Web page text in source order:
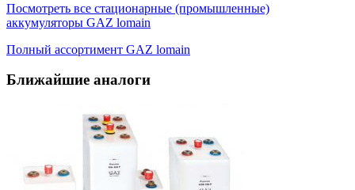
Посмотреть все стационарные (промышленные)
аккумуляторы GAZ lomain
Полный ассортимент GAZ lomain
Ближайшие аналоги